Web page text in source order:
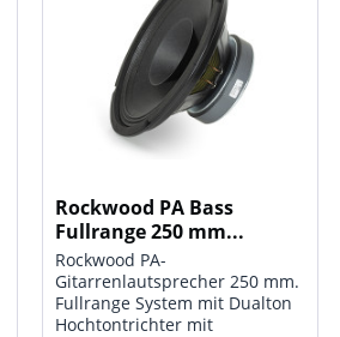
Rockwood PA Bass
Fullrange 250 mm...
Rockwood PA-
Gitarrenlautsprecher 250 mm.
Fullrange System mit Dualton
Hochtontrichter mit